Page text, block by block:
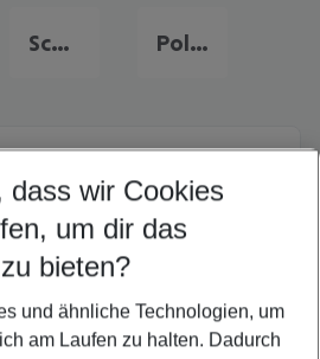
Schweiz Flug & Hotel Polen Flug & Hotel
dass wir Cookies
um dir das
bieten?
und ähnliche Technologien, um
am Laufen zu halten. Dadurch